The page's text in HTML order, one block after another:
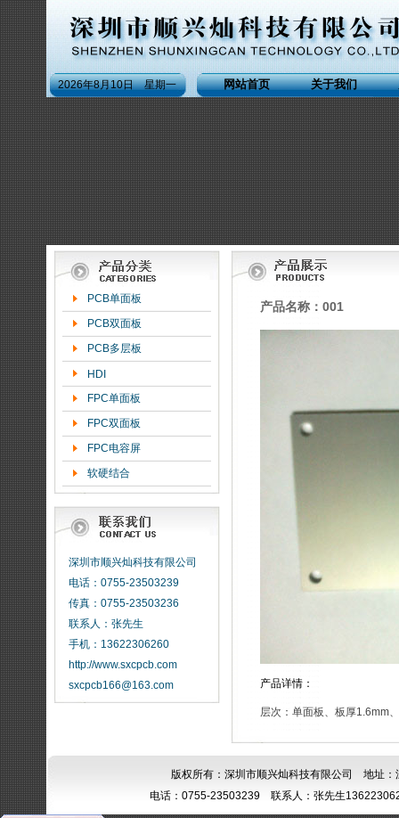
2026年8月10日 星期一 网站首页 关于我们
PCB单面板
PCB双面板
PCB多层板
HDI
FPC单面板
FPC双面板
FPC电容屏
软硬结合
深圳市顺兴灿科技有限公司
电话：0755-23503239
传真：0755-23503236
联系人：张先生
手机：13622306260
http://www.sxcpcb.com
sxcpcb166@163.com
产品名称：001
产品详情：
层次：单面板、板厚1.6mm
版权所有：深圳市顺兴灿科技有限公司 地址
电话：0755-23503239 联系人：张先生